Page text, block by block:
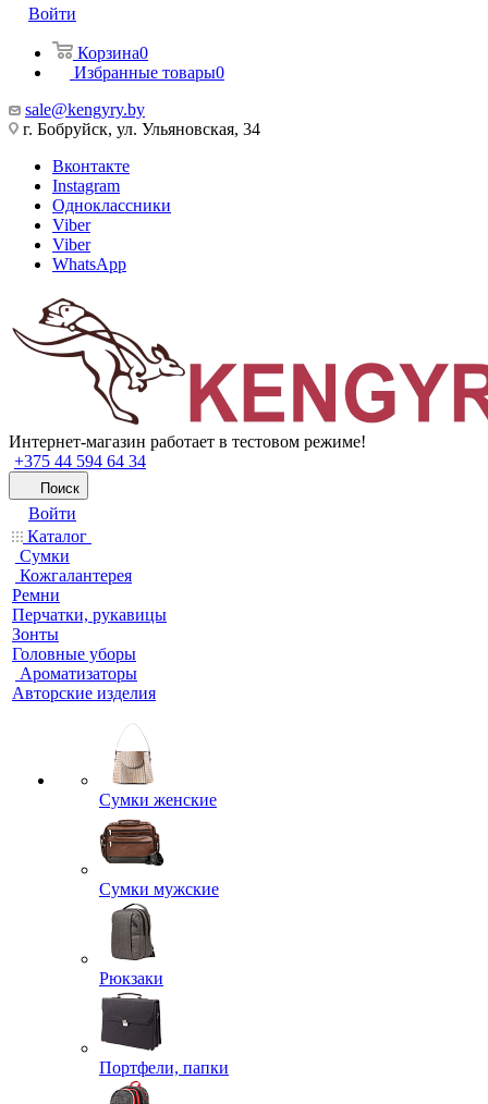
Войти
Корзина0
Избранные товары0
sale@kengyry.by
г. Бобруйск, ул. Ульяновская, 34
Вконтакте
Instagram
Одноклассники
Viber
Viber
WhatsApp
Интернет-магазин работает в тестовом режиме!
+375 44 594 64 34
Поиск
Войти
Каталог
Сумки
Кожгалантерея
Ремни
Перчатки, рукавицы
Зонты
Головные уборы
Ароматизаторы
Авторские изделия
Сумки женские
Сумки мужские
Рюкзаки
Портфели, папки